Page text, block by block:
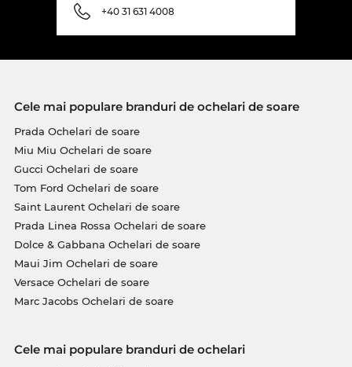
+40 31 631 4008
Cele mai populare branduri de ochelari de soare
Prada Ochelari de soare
Miu Miu Ochelari de soare
Gucci Ochelari de soare
Tom Ford Ochelari de soare
Saint Laurent Ochelari de soare
Prada Linea Rossa Ochelari de soare
Dolce & Gabbana Ochelari de soare
Maui Jim Ochelari de soare
Versace Ochelari de soare
Marc Jacobs Ochelari de soare
Cele mai populare branduri de ochelari